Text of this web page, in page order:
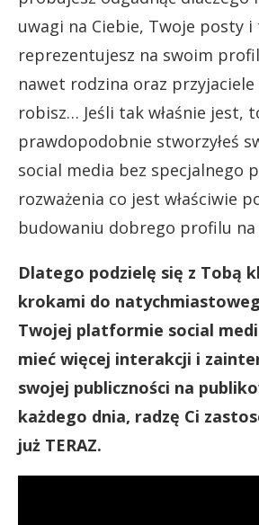
uwagi na Ciebie, Twoje posty i
reprezentujesz na swoim
nawet rodzina oraz
robisz… Jeśli tak właśnie jest,
prawdopodobnie stworzyłeś
social media bez specjalnego
rozważenia co jest właściwie
budowaniu dobrego profilu na
Dlatego podzielę się z Tobą
krokami do
Twojej platformie social
mieć więcej interakcji i
swojej publiczności na
każdego dnia, radzę Ci
już TERAZ.